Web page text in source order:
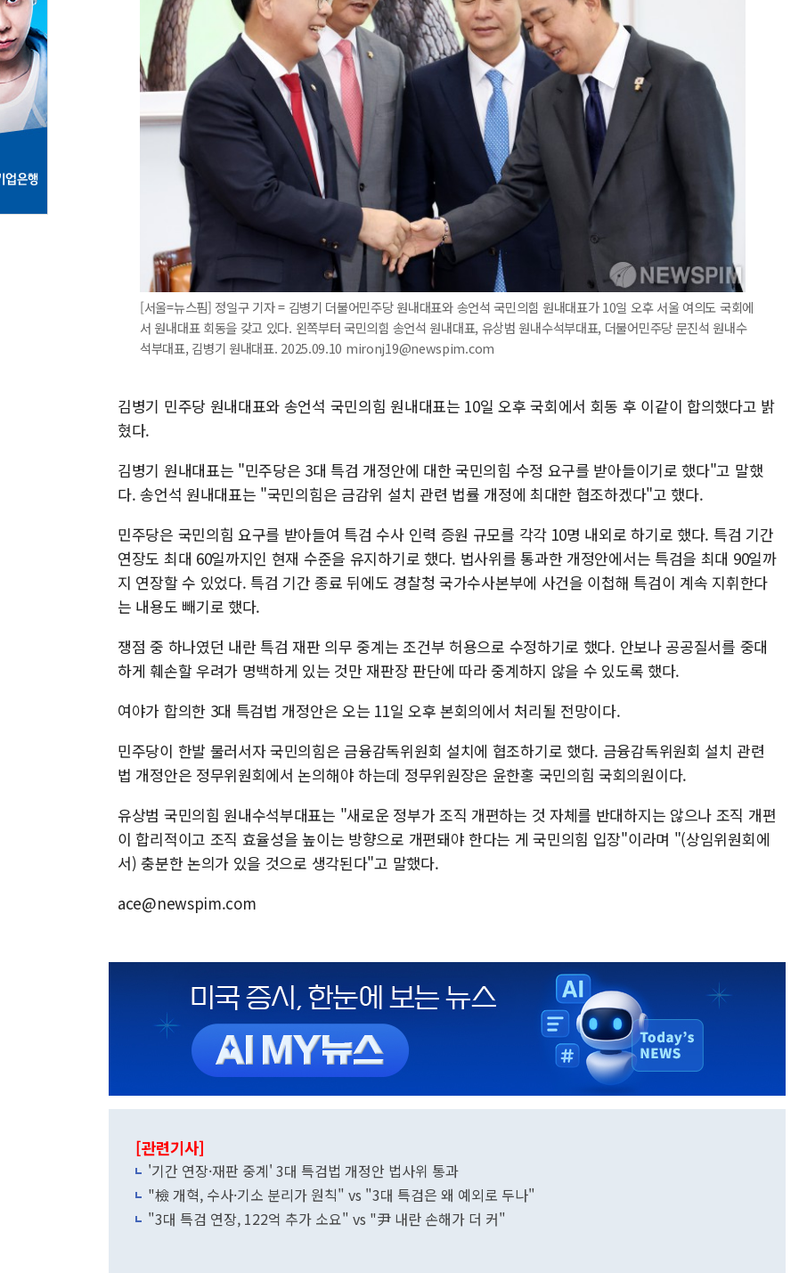
[서울=뉴스핌] 정일구 기자 = 김병기 더불어민주당 원내대표와 송언석 국민의힘 원내대표가 10일 오후 서울 여의도 국회에
서 원내대표 회동을 갖고 있다. 왼쪽부터 국민의힘 송언석 원내대표, 유상범 원내수석부대표, 더불어민주당 문진석 원내수
석부대표, 김병기 원내대표. 2025.09.10 mironj19@newspim.com
김병기 민주당 원내대표와 송언석 국민의힘 원내대표는 10일 오후 국회에서 회동 후 이같이 합의했다고 밝
혔다.
김병기 원내대표는 "민주당은 3대 특검 개정안에 대한 국민의힘 수정 요구를 받아들이기로 했다"고 말했
다. 송언석 원내대표는 "국민의힘은 금감위 설치 관련 법률 개정에 최대한 협조하겠다"고 했다.
민주당은 국민의힘 요구를 받아들여 특검 수사 인력 증원 규모를 각각 10명 내외로 하기로 했다. 특검 기간
연장도 최대 60일까지인 현재 수준을 유지하기로 했다. 법사위를 통과한 개정안에서는 특검을 최대 90일까
지 연장할 수 있었다. 특검 기간 종료 뒤에도 경찰청 국가수사본부에 사건을 이첩해 특검이 계속 지휘한다
는 내용도 빼기로 했다.
쟁점 중 하나였던 내란 특검 재판 의무 중계는 조건부 허용으로 수정하기로 했다. 안보나 공공질서를 중대
하게 훼손할 우려가 명백하게 있는 것만 재판장 판단에 따라 중계하지 않을 수 있도록 했다.
여야가 합의한 3대 특검법 개정안은 오는 11일 오후 본회의에서 처리될 전망이다.
민주당이 한발 물러서자 국민의힘은 금융감독위원회 설치에 협조하기로 했다. 금융감독위원회 설치 관련
법 개정안은 정무위원회에서 논의해야 하는데 정무위원장은 윤한홍 국민의힘 국회의원이다.
유상범 국민의힘 원내수석부대표는 "새로운 정부가 조직 개편하는 것 자체를 반대하지는 않으나 조직 개편
이 합리적이고 조직 효율성을 높이는 방향으로 개편돼야 한다는 게 국민의힘 입장"이라며 "(상임위원회에
서) 충분한 논의가 있을 것으로 생각된다"고 말했다.
ace@newspim.com
[관련기사]
'기간 연장·재판 중계' 3대 특검법 개정안 법사위 통과
"檢 개혁, 수사·기소 분리가 원칙" vs "3대 특검은 왜 예외로 두나"
"3대 특검 연장, 122억 추가 소요" vs "尹 내란 손해가 더 커"